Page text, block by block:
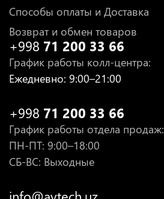
Способы оплаты и Доставка
Возврат и обмен товаров
+998 71 200 33 66
График работы колл-центра:
Ежедневно: 9:00–21:00
+998 71 200 33 66
График работы отдела продаж:
ПН-ПТ: 9:00–18:00
СБ-ВС: Выходные